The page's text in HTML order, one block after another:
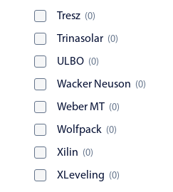
Tresz (0)
Trinasolar (0)
ULBO (0)
Wacker Neuson (0)
Weber MT (0)
Wolfpack (0)
Xilin (0)
XLeveling (0)